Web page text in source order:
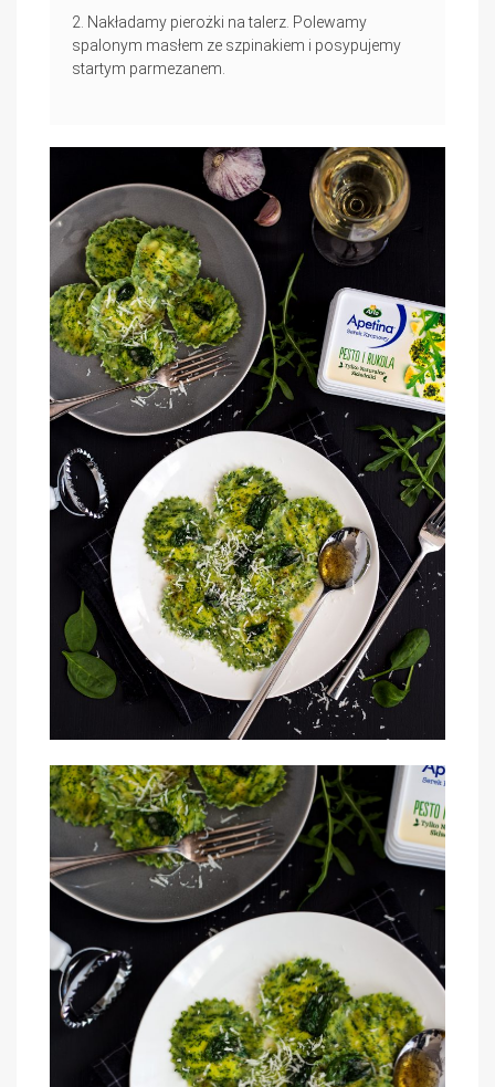
Nakładamy pierożki na talerz. Polewamy
spalonym masłem ze szpinakiem i posypujemy
startym parmezanem.